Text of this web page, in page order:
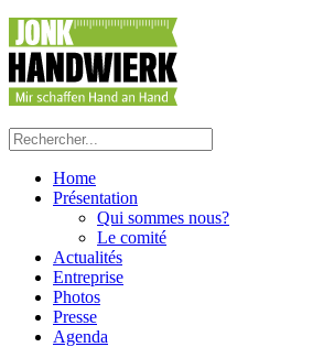
Home
Présentation
Qui sommes nous?
Le comité
Actualités
Entreprise
Photos
Presse
Agenda